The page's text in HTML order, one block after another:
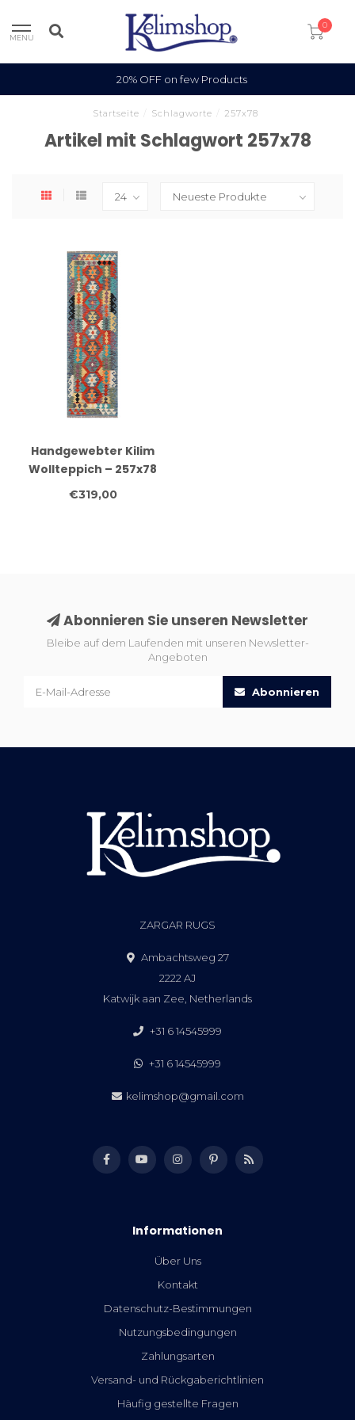
MENU
0
20% OFF on few Products
Startseite Schlagworte 257x78
Artikel mit Schlagwort 257x78
Handgewebter Kilim
Wollteppich – 257x78
cm | Bunter Boho Tribal
€319,00
Abonnieren Sie unseren Newsletter
Bleibe auf dem Laufenden mit unseren Newsletter-
Angeboten
Abonnieren
ZARGAR RUGS
Ambachtsweg 27
2222 AJ
Katwijk aan Zee, Netherlands
+31 6 14545999
+31 6 14545999
kelimshop@gmail.com
Informationen
Über Uns
Kontakt
Datenschutz-Bestimmungen
Nutzungsbedingungen
Zahlungsarten
Versand- und Rückgaberichtlinien
Häufig gestellte Fragen